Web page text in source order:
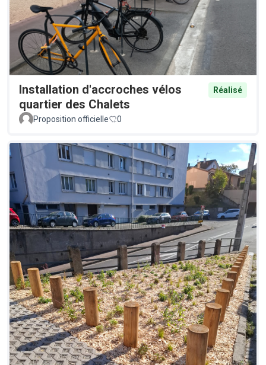
Installation d'accroches vélos
quartier des Chalets
Réalisé
Proposition officielle 0